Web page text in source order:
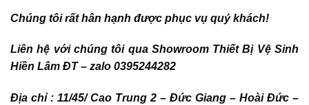
Chúng tôi rất hân hạnh được phục vụ quý khách!
Liên hệ với chúng tôi qua Showroom Thiết Bị Vệ Sinh
Hiền Lâm ĐT – zalo 0395244282
Địa chỉ : 11/45/ Cao Trung 2 – Đức Giang – Hoài Đức –